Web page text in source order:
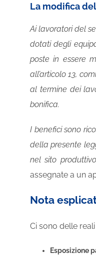
La modifica
Ai lavoratori del
dotati degli
poste in essere
all’articolo 13,
al termine dei
bonifica.
I benefici sono
della presente
nel sito
assegnate a un
Nota
Ci sono delle
Esposizione